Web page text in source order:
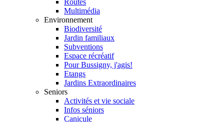
Routes
Multimédia
Environnement
Biodiversité
Jardin familiaux
Subventions
Espace récréatif
Pour Bussigny, j'agis!
Etangs
Jardins Extraordinaires
Seniors
Activités et vie sociale
Infos séniors
Canicule